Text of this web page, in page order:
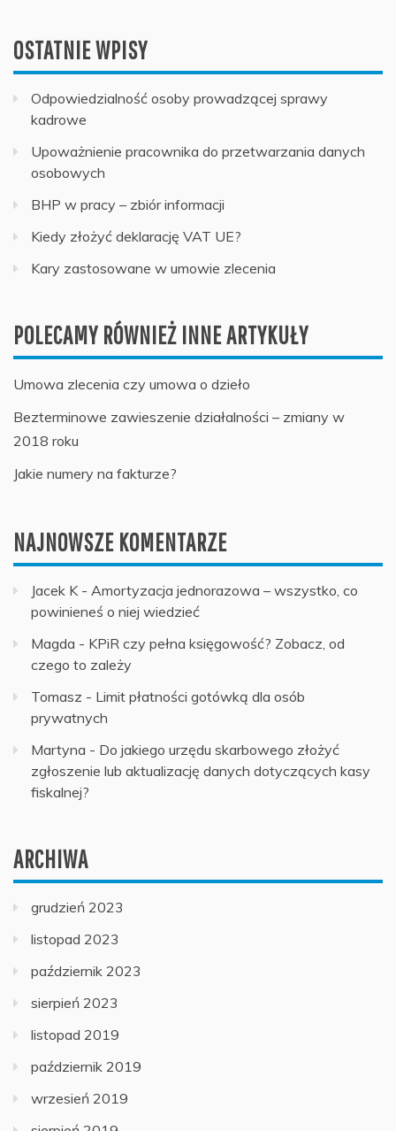
OSTATNIE WPISY
Odpowiedzialność osoby prowadzącej sprawy
kadrowe
Upoważnienie pracownika do przetwarzania danych
osobowych
BHP w pracy – zbiór informacji
Kiedy złożyć deklarację VAT UE?
Kary zastosowane w umowie zlecenia
POLECAMY RÓWNIEŻ INNE ARTYKUŁY
Umowa zlecenia czy umowa o dzieło
Bezterminowe zawieszenie działalności – zmiany w
2018 roku
Jakie numery na fakturze?
NAJNOWSZE KOMENTARZE
Jacek K- Amortyzacja jednorazowa – wszystko, co
powinieneś o niej wiedzieć
Magda - KPiR czy pełna księgowość? Zobacz, od
czego to zależy
Tomasz - Limit płatności gotówką dla osób
prywatnych
Martyna - Do jakiego urzędu skarbowego złożyć
zgłoszenie lub aktualizację danych dotyczących kasy
fiskalnej?
ARCHIWA
grudzień 2023
listopad 2023
październik 2023
sierpień 2023
listopad 2019
październik 2019
wrzesień 2019